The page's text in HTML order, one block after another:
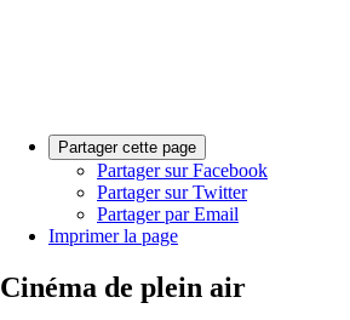
Partager cette page
Partager sur Facebook
Partager sur Twitter
Partager par Email
Imprimer la page
Cinéma de plein air